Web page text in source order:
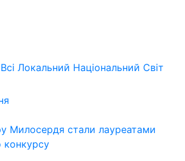
Всі Локальний Національний Світ
Милосердя стали лауреатами
конкурсу